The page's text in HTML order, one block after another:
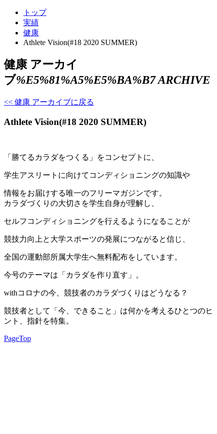
トップ
実績
健康
Athlete Vision(#18 2020 SUMMER)
健康 アーカイ
ブ%E5%81%A5%E5%BA%B7 ARCHIVE
<< 健康 アーカイブに戻る
Athlete Vision(#18 2020 SUMMER)
「勝てるカラダをつくる」をコンセプトに、
学生アスリートに向けてコンディショニングの知識や
情報をお届けする唯一のフリーマガジンです。
カラダづくりの大切さを学生自身が理解し、
セルフコンディショニングを行えるようになることが
競技力向上と大学スポーツの発展につながると信じ、
全国の運動部所属大学生へ無料配布をしています。
今号のテーマは「カラダを作り直す」。
withコロナの今、競技者のカラダづくりはどうなる？
競技者として「今、できること」は何かを考えるひとつのヒ
ント、指針を特集。
PageTop